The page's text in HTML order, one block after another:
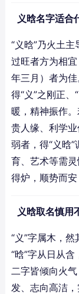
义晗名字适合
“义晗”乃火土
过旺者方为相
年三月）者为
得“义”之刚正
暖，精神振作
贵人缘、利学
弱者，得“义晗
育、艺术等需
得炉，顺势而安
义晗取名慎用
“义”字属木，
“晗”字从日从
二字皆倾向火
发、志向高洁